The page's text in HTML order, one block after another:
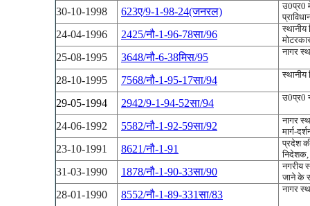
30-10-1998 623ए/9-1-98-24(जनरल)
उ0प्र0
24-04-1996 2425/नौ-1-96-78सा/96
स्थानीय
25-08-1995 3648/नौ-6-38मिस/95 नागर
28-10-1995 7568/नौ-1-95-17सा/94 स्थानीय
29-05-1994 2942/9-1-94-52सा/94 उ0प्र0
24-06-1992 5582/नौ-1-92-59सा/92
नागर
मार्ग-
23-10-1991 8621/नौ-1-91
प्रदेश
निदेशक,
31-03-1990 1878/नौ-1-90-33सा/90
नगरीय
जाने के
28-01-1990 8552/नौ-1-89-331सा/83 नागर